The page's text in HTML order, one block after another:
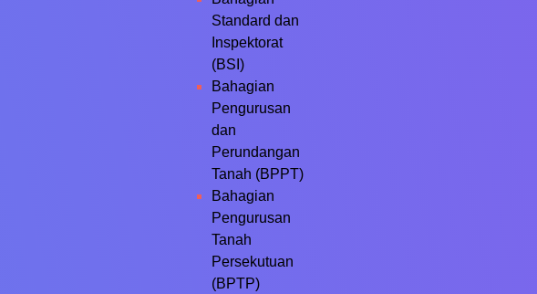
Standard dan
Inspektorat
(BSI)
Bahagian
Pengurusan
dan
Perundangan
Tanah (BPPT)
Bahagian
Pengurusan
Tanah
Persekutuan
(BPTP)